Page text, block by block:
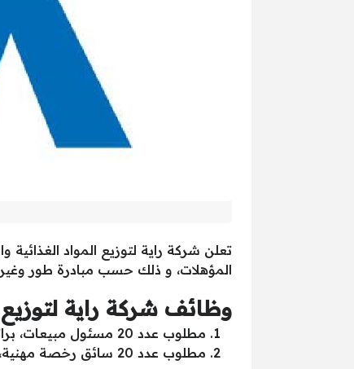
تعلن شركة راية لتوزيع المواد
المؤهلات، و ذلك حسب مبادرة طور وغير
وظائف شركة راية لتوزيع
مطلوب عدد 20 مسئول مبيعات، براتب ثابت يبدأ من 2000 جنية وحوافز.
مطلوب عدد 20 سائق رخصة مهنية، للعمل بحلوان – كفر العلو طريق الكورنيش، برواتب مجزية.